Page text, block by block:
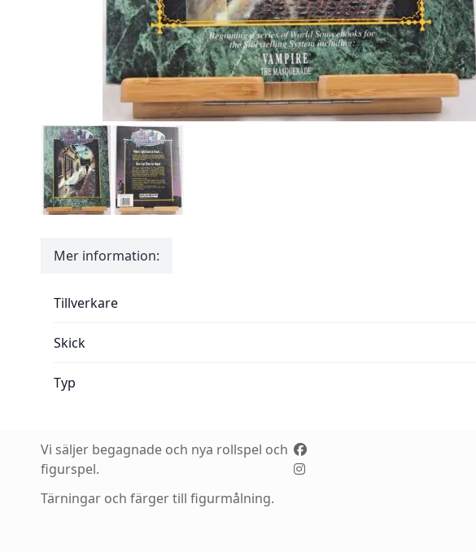
Mer information:
Tillverkare
Skick
Typ
Vi säljer begagnade och nya rollspel och
figurspel.
Tärningar och färger till figurmålning.